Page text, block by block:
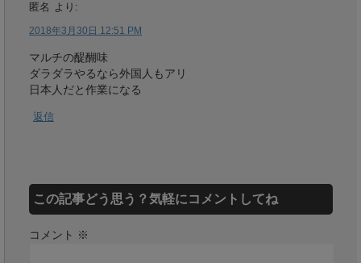
匿名 より:
2018年3月30日 12:51 PM
マルチの醍醐味
ダラダラやるなら外国人もアリ
日本人だと作業になる
返信
この記事どう思う？気軽にコメントしてね
コメント ※